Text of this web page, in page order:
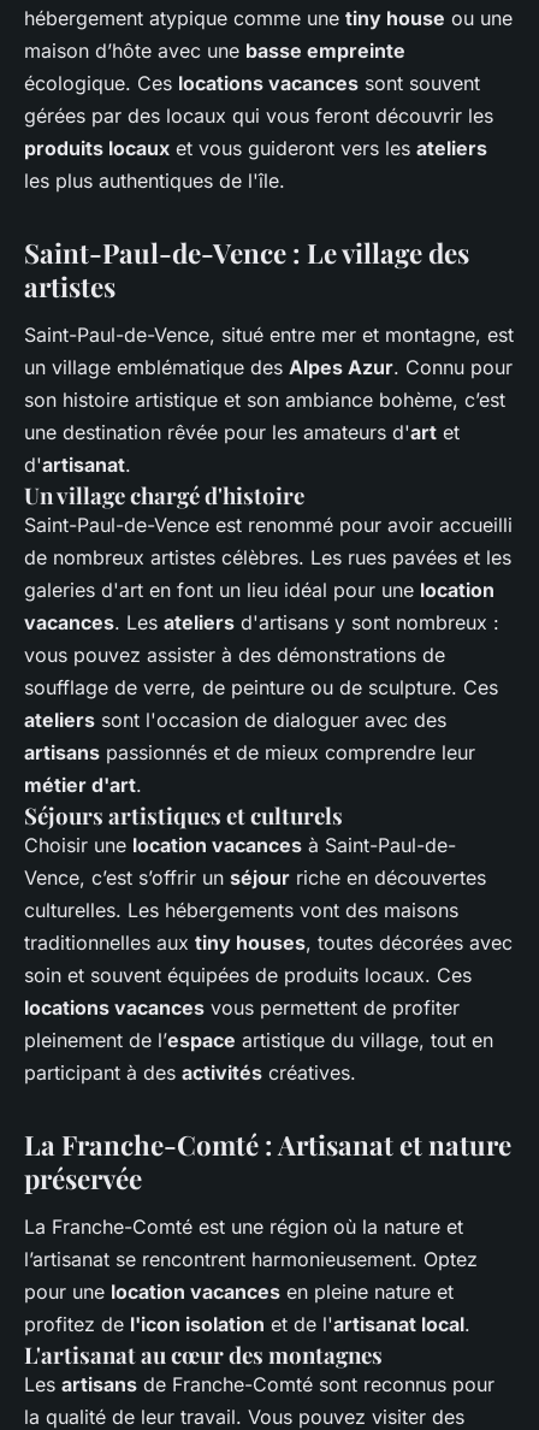
hébergement atypique comme une tiny house ou une
maison d’hôte avec une basse empreinte
écologique. Ces locations vacances sont souvent
gérées par des locaux qui vous feront découvrir les
produits locaux et vous guideront vers les ateliers
les plus authentiques de l'île.
Saint-Paul-de-Vence : Le village des
artistes
Saint-Paul-de-Vence, situé entre mer et montagne, est
un village emblématique des Alpes Azur. Connu pour
son histoire artistique et son ambiance bohème, c’est
une destination rêvée pour les amateurs d'art et
d'artisanat.
Un village chargé d'histoire
Saint-Paul-de-Vence est renommé pour avoir accueilli
de nombreux artistes célèbres. Les rues pavées et les
galeries d'art en font un lieu idéal pour une location
vacances. Les ateliers d'artisans y sont nombreux :
vous pouvez assister à des démonstrations de
soufflage de verre, de peinture ou de sculpture. Ces
ateliers sont l'occasion de dialoguer avec des
artisans passionnés et de mieux comprendre leur
métier d'art.
Séjours artistiques et culturels
Choisir une location vacances à Saint-Paul-de-
Vence, c’est s’offrir un séjour riche en découvertes
culturelles. Les hébergements vont des maisons
traditionnelles aux tiny houses, toutes décorées avec
soin et souvent équipées de produits locaux. Ces
locations vacances vous permettent de profiter
pleinement de l’espace artistique du village, tout en
participant à des activités créatives.
La Franche-Comté : Artisanat et nature
préservée
La Franche-Comté est une région où la nature et
l’artisanat se rencontrent harmonieusement. Optez
pour une location vacances en pleine nature et
profitez de l'icon isolation et de l'artisanat local.
L'artisanat au cœur des montagnes
Les artisans de Franche-Comté sont reconnus pour
la qualité de leur travail. Vous pouvez visiter des